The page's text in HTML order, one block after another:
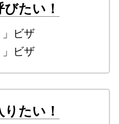
たい！
」ビザ
」ビザ
たい！